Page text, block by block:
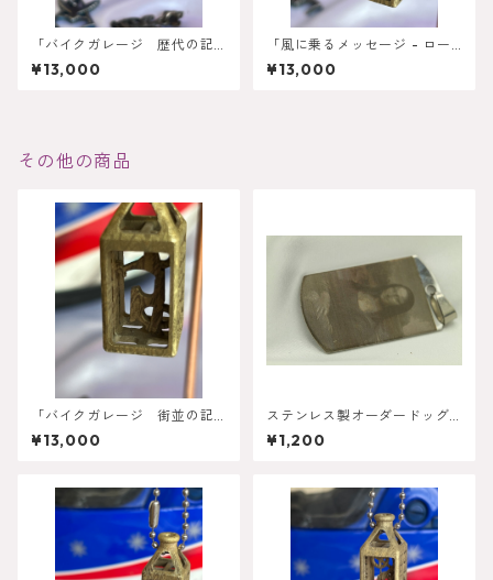
「バイクガレージ 歴代の記
憶」オーダーメイドボトル型
ネックレス
¥13,000
「風に乗るメッセージ - ロー
ドバイクネックレス」
¥13,000
その他の商品
「バイクガレージ 街並の記
憶」オーダーメイドボトル型
ネックレス
¥13,000
ステンレス製オーダードッグ
タグ
¥1,200